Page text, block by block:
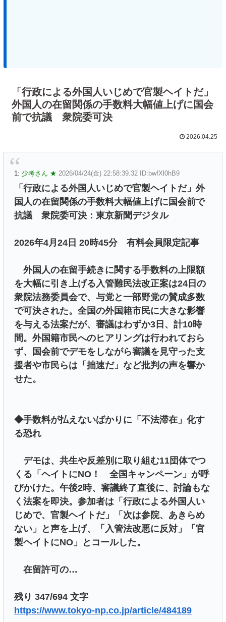
「行政による外国人いじめで官製ヘイトだ」
外国人の在留関係の手数料大幅値上げに国会
前で抗議 衆院委可決
2026.04.25
1: 少考さん ★ 2026/04/24(金) 22:58:39.32 ID:bwfXl0hB9
「行政による外国人いじめで官製ヘイトだ」外
国人の在留関係の手数料大幅値上げに国会前で
抗議 衆院委可決：東京新聞デジタル
2026年4月24日 20時45分 有料会員限定記事
外国人の在留手続きに関する手数料の上限額
を大幅に引き上げる入管難民法改正案は24日の
衆院法務委員会で、与党と一部野党の賛成多数
で可決された。全国の外国籍市民に大きな影響
を与える法案だが、審議はわずか3日、計10時
間。外国籍市民へのヒアリングは行われておら
ず、国会前でデモをしながら審議を見守った支
援者や市民らは「拙速だ」など批判の声を響か
せた。
◆手数料が払えないばかりに「不法滞在」化す
る恐れ
デモは、共生や反差別に取り組む11団体でつ
くる「ヘイトにNO！ 全国キャンペーン」が呼
びかけた。午後2時、審議終了直後に、討論もな
く法案を即決。参加者は「行政による外国人い
じめで、官製ヘイトだ」「次は参院、あきらめ
ない」と声を上げ、「入管法改悪に反対」「官
製ヘイトにNO」とコールした。
在留許可の…
残り 347/694 文字
https://www.tokyo-np.co.jp/article/484189